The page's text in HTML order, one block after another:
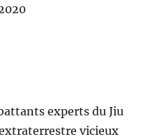
experts du Jiu
vicieux